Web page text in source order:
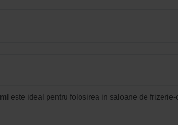
este ideal pentru folosirea in saloane de